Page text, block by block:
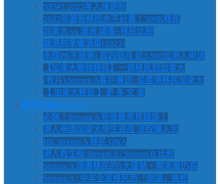
NEW! 2023年入境更新
2025年最新移民水平計畫！500K移民
加拿大 vs 澳洲 讀書+移民比較
離港前準備清單(2023)
永居PR不是夢! 首四個月 近3,500位港人申請
【加拿大寵物移民】一齊移民到加拿大
(有片) Stream A客戶專訪: 從香港移民加拿大
【 加拿大移民 】更 多 文 章
▌救生艇Stream A
必睇！Stream A 拒簽最常見錯誤！
港人申請加拿大學生簽證 流程懶人包
HK Stream A 移民 Q&A
港人救生艇 Stream A / Stream B 比較
Stream A 讀書移民的5大優勢，需求量仍高
Stream A | 中年全家移民而「倒讀」進修